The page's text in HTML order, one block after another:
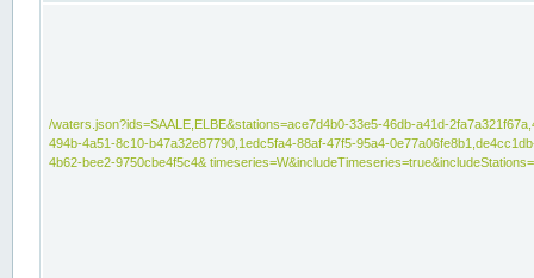
/waters.json?ids=SAALE,ELBE&stations=ace7d4b0-33e5-46db-a41d-
494b-4a51-8c10-b47a32e87790,1edc5fa4-88af-47f5-95a4-
4b62-bee2-9750cbe4f5c4&